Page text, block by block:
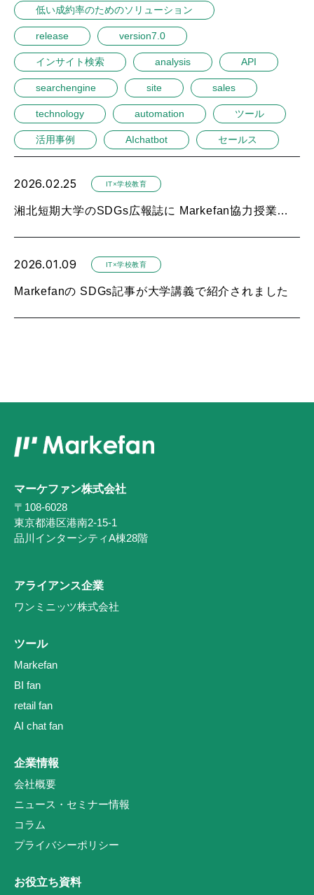
低い成約率のためのソリューション
release version7.0
インサイト検索 analysis API
searchengine site sales
technology automation ツール
活用事例 AIchatbot セールス
2026.02.25 IT×学校教育
湘北短期大学のSDGs広報誌に Markefan協力授業の様子が掲載されました
2026.01.09 IT×学校教育
Markefanの SDGs記事が大学講義で紹介されました
マーケファン株式会社
〒108-6028
東京都港区港南2-15-1
品川インターシティA棟28階
アライアンス企業
ワンミニッツ株式会社
ツール
Markefan
BI fan
retail fan
AI chat fan
企業情報
会社概要
ニュース・セミナー情報
コラム
プライバシーポリシー
お役立ち資料